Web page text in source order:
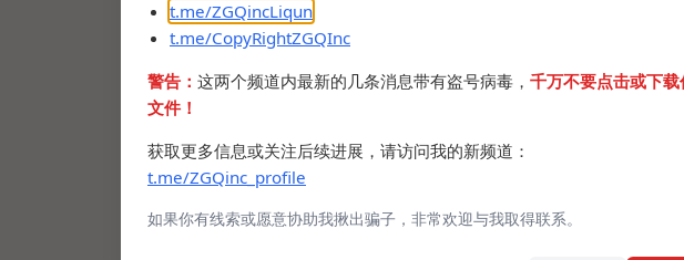
t.me/ZGQincLiqun
t.me/CopyRightZGQInc
警告： 这两个频道内最新的几条消息带有盗号病毒， 千万不要点击或下载
文件！
获取更多信息或关注后续进展，请访问我的新频道：
t.me/ZGQinc_profile
如果你有线索或愿意协助我揪出骗子，非常欢迎与我取得联系。